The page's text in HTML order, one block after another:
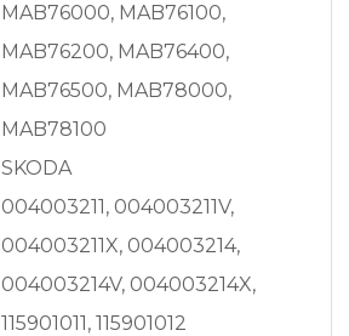
MAB76000, MAB76100,
MAB76200, MAB76400,
MAB76500, MAB78000,
MAB78100
SKODA
004003211, 004003211V,
004003211X, 004003214,
004003214V, 004003214X,
115901011, 115901012